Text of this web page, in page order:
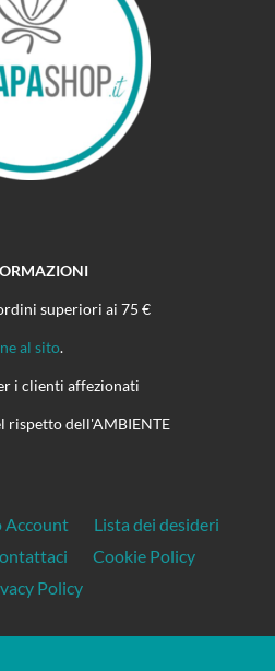
superiori ai 75 €
al sito.
i clienti affezionati
rispetto dell'AMBIENTE
Account
Lista dei desideri
Cookie Policy
Policy